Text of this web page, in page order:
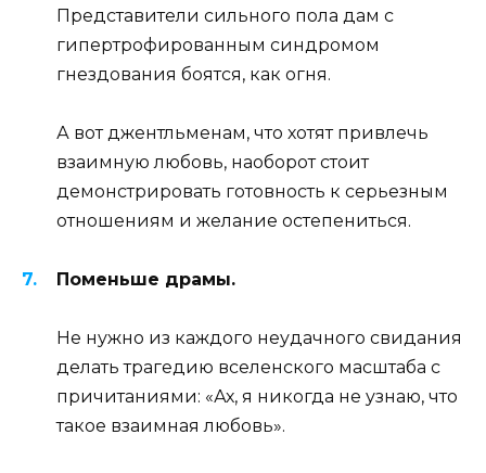
Представители сильного пола дам с
гипертрофированным синдромом
гнездования боятся, как огня.
А вот джентльменам, что хотят привлечь
взаимную любовь, наоборот стоит
демонстрировать готовность к серьезным
отношениям и желание остепениться.
Поменьше драмы.
Не нужно из каждого неудачного свидания
делать трагедию вселенского масштаба с
причитаниями: «Ах, я никогда не узнаю, что
такое взаимная любовь».